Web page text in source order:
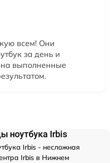
всем! Они
за день и
выполненные
ноутбука Irbis
Irbis - несложная
Irbis в Нижнем